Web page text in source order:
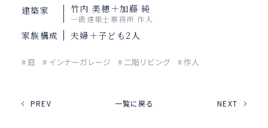
建築家
竹内 美穂＋加藤 純
一級建築士事務所 作人
家族構成 夫婦＋子ども2人
# 庭 # インナーガレージ # 二階リビング # 作人
PREV 一覧に戻る NEXT